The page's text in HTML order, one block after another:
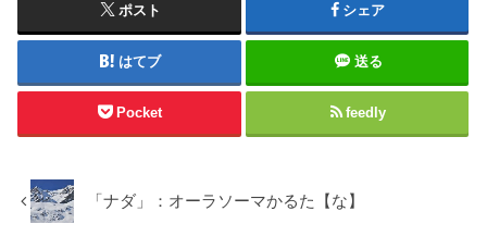
ポスト シェア
はてブ 送る
Pocket feedly
「ナダ」：オーラソーマかるた【な】